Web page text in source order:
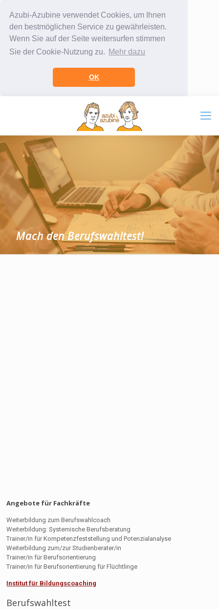
Azubi-Azubine verwendet Cookies, um Ihnen
den bestmöglichen Service zu gewährleisten.
Wenn Sie auf der Seite weitersurfen stimmen
Sie der Cookie-Nutzung zu. Mehr dazu
OK
Mach den Berufswahltest!
Angebote für Fachkräfte
Weiterbildung zum Berufswahlcoach
Weiterbildung: Systemische Berufsberatung
Trainer/in für Kompetenzfeststellung und Potenzialanalyse
Weiterbildung zum/zur Studienberater/in
Trainer/in für Berufsorientierung
Trainer/in für Berufsorientierung für Flüchtlinge
Institut für Bildungscoaching
Berufswahltest